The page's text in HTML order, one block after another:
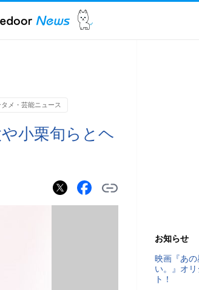
タメ・芸能ニュース
小栗旬らとヘ
お知らせ
映画『あ
い。』オ
ト！